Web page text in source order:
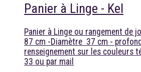
Panier à Linge - Kel
Panier à Linge ou rangement de
87 cm -Diamètre 37 cm -
renseignement sur les couleurs
33 ou par mail